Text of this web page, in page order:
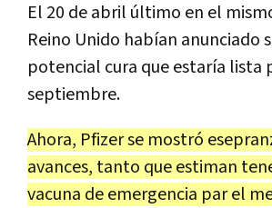
El 20 de abril último en el
Reino Unido habían anunciado
potencial cura que estaría lista
septiembre.
Ahora, Pfizer se mostró
avances, tanto que estiman
vacuna de emergencia par el